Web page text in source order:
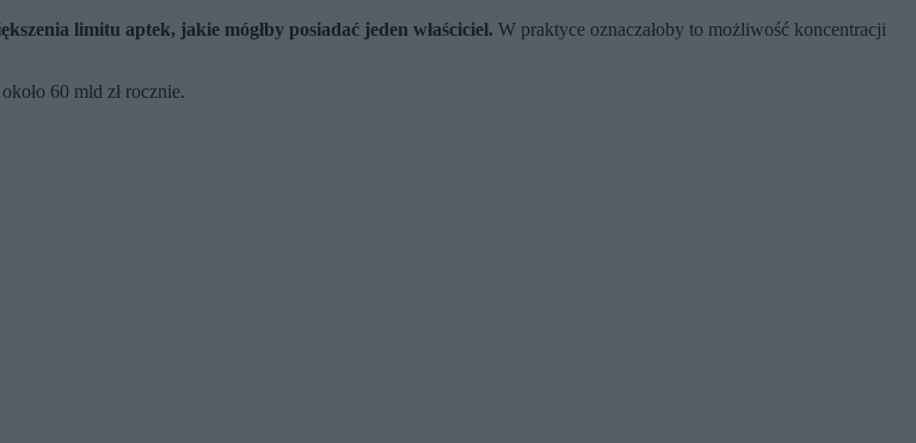
limitu aptek, jakie mógłby posiadać jeden właściciel. W praktyce oznaczałoby to możliwość koncentracji
60 mld zł rocznie.